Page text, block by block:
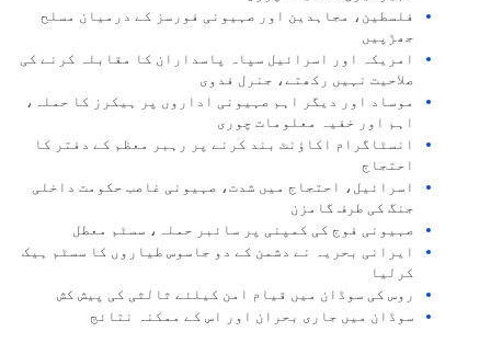
فلسطین، مجاہدین اور صہیونی فورسز کے درمیان مسلح
جھڑپیں
امریکہ اور اسرائیل سپاہ پاسداران کا مقابلہ کرنے کی
صلاحیت نہیں رکھتے، جنرل فدوی
موساد اور دیگر اہم صہیونی اداروں پر ہیکرز کا حملہ،
اہم اور خفیہ معلومات چوری
انسٹاگرام اکاؤنٹ بند کرنے پر رہبر معظم کے دفتر کا
احتجاج
اسرائیل، احتجاج میں شدت، صہیونی غاصب حکومت داخلی
جنگ کی طرف گامزن
صہیونی فوج کی کمپنی پر سائبر حملہ، سسٹم معطل
ایرانی بحریہ نے دشمن کے دو جاسوس طیاروں کا سسٹم ہیک
کرلیا
روس کی سوڈان میں قیام امن کیلئے ثالثی کی پیش کش
سوڈان میں جاری بحران اور اس کے ممکنہ نتائج